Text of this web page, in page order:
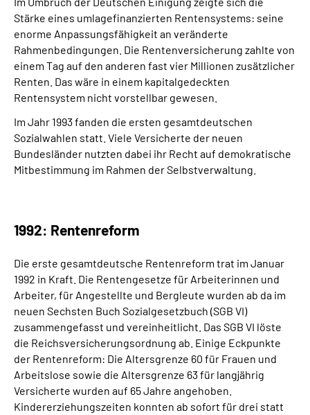
Stärke eines umlagefinanzierten Rentensystems: seine
enorme Anpassungsfähigkeit an veränderte
Rahmenbedingungen. Die Rentenversicherung zahlte von
einem Tag auf den anderen fast vier Millionen zusätzlicher
Renten. Das wäre in einem kapitalgedeckten
Rentensystem nicht vorstellbar gewesen.
Im Jahr 1993 fanden die ersten gesamtdeutschen
Sozialwahlen statt. Viele Versicherte der neuen
Bundesländer nutzten dabei ihr Recht auf demokratische
Mitbestimmung im Rahmen der Selbstverwaltung.
1992: Rentenreform
Die erste gesamtdeutsche Rentenreform trat im Januar
1992 in Kraft. Die Rentengesetze für Arbeiterinnen und
Arbeiter, für Angestellte und Bergleute wurden ab da im
neuen Sechsten Buch Sozialgesetzbuch (SGB VI)
zusammengefasst und vereinheitlicht. Das SGB VI löste
die Reichsversicherungsordnung ab. Einige Eckpunkte
der Rentenreform: Die Altersgrenze 60 für Frauen und
Arbeitslose sowie die Altersgrenze 63 für langjährig
Versicherte wurden auf 65 Jahre angehoben.
Kindererziehungszeiten konnten ab sofort für drei statt